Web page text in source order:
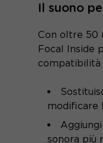
Il suono
Con oltre 50
Focal Inside
modificare
sonora più